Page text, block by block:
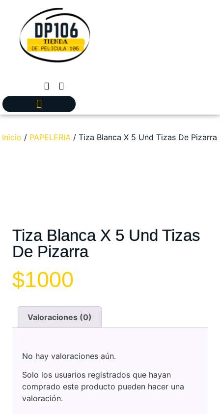
Inicio / PAPELERIA / Tiza Blanca X 5 Und Tizas De Pizarra
Tiza Blanca X 5 Und Tizas
De Pizarra
$1000
Valoraciones (0)
No hay valoraciones aún.
Solo los usuarios registrados que hayan
comprado este producto pueden hacer una
valoración.